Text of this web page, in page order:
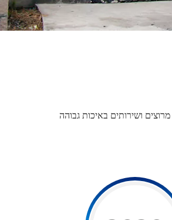
ושירותים באיכות גבוהה